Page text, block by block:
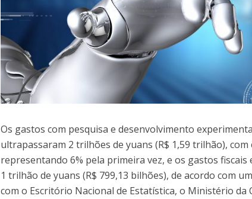
Os gastos com pesquisa e desenvolvimento
ultrapassaram 2 trilhões de yuans (R$ 1,59 trilhão),
representando 6% pela primeira vez, e os gastos
1 trilhão de yuans (R$ 799,13 bilhões), de acordo com
com o Escritório Nacional de Estatística, o Ministério